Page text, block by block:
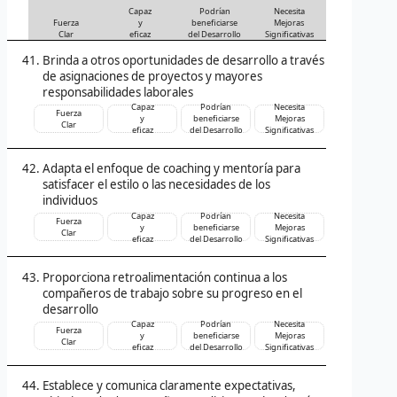
Fuerza
Clar
Capaz
y
eficaz
Podrían
beneficiarse
del Desarrollo
Necesita
Mejoras
Significativas
Brinda a otros oportunidades de desarrollo a través
de asignaciones de proyectos y mayores
responsabilidades laborales
Fuerza
Clar
Capaz
y
eficaz
Podrían
beneficiarse
del Desarrollo
Necesita
Mejoras
Significativas
Adapta el enfoque de coaching y mentoría para
satisfacer el estilo o las necesidades de los
individuos
Fuerza
Clar
Capaz
y
eficaz
Podrían
beneficiarse
del Desarrollo
Necesita
Mejoras
Significativas
Proporciona retroalimentación continua a los
compañeros de trabajo sobre su progreso en el
desarrollo
Fuerza
Clar
Capaz
y
eficaz
Podrían
beneficiarse
del Desarrollo
Necesita
Mejoras
Significativas
Establece y comunica claramente expectativas,